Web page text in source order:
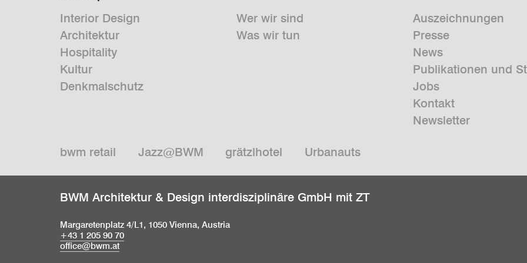
Interior Design
Architektur
Hospitality
Kultur
Denkmalschutz
Wer wir sind
Was wir tun
Auszeichnungen
Presse
News
Publikationen und
Jobs
Kontakt
Newsletter
bwm retail Jazz@BWM grätzlhotel Urbanauts
BWM Architektur & Design interdisziplinäre GmbH mit ZT
Margaretenplatz 4/L1, 1050 Vienna, Austria
+43 1 205 90 70
office@bwm.at